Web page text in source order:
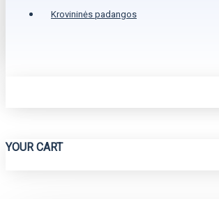
Krovininės padangos
YOUR CART